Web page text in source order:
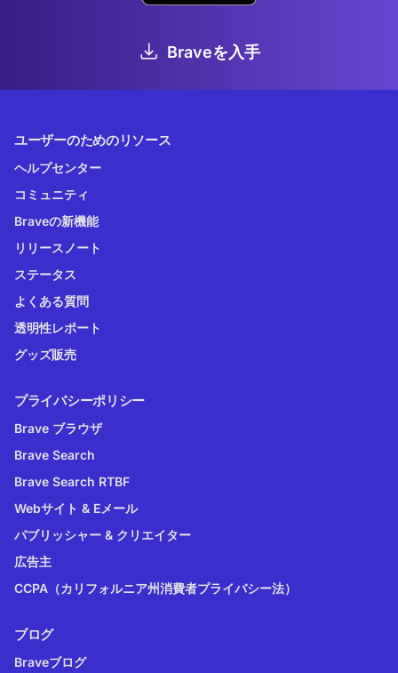
Braveを入手
ユーザーのためのリソース
ヘルプセンター
コミュニティ
Braveの新機能
リリースノート
ステータス
よくある質問
透明性レポート
グッズ販売
プライバシーポリシー
Brave ブラウザ
Brave Search
Brave Search RTBF
Webサイト & Eメール
パブリッシャー & クリエイター
広告主
CCPA（カリフォルニア州消費者プライバシー法）
ブログ
Braveブログ